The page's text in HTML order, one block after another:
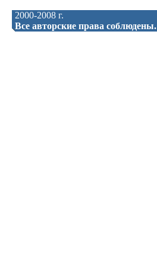
2000-2008 г.
Все авторские права соблюдены.